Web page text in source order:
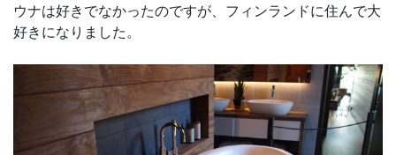
ウナは好きでなかったのですが、フィンランドに住んで大
好きになりました。